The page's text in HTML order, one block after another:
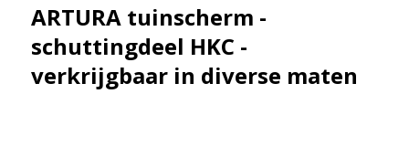
ARTURA tuinscherm -
schuttingdeel HKC -
verkrijgbaar in diverse maten